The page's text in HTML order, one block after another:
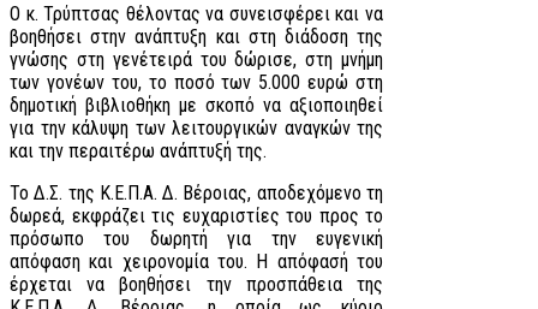
Ο κ. Τρύπτσας θέλοντας να συνεισφέρει και να
βοηθήσει στην ανάπτυξη και στη διάδοση της
γνώσης στη γενέτειρά του δώρισε, στη μνήμη
των γονέων του, το ποσό των 5.000 ευρώ στη
δημοτική βιβλιοθήκη με σκοπό να αξιοποιηθεί
για την κάλυψη των λειτουργικών αναγκών της
και την περαιτέρω ανάπτυξή της.
Το Δ.Σ. της Κ.Ε.Π.Α. Δ. Βέροιας, αποδεχόμενο τη
δωρεά, εκφράζει τις ευχαριστίες του προς το
πρόσωπο του δωρητή για την ευγενική
απόφαση και χειρονομία του. Η απόφασή του
έρχεται να βοηθήσει την προσπάθεια της